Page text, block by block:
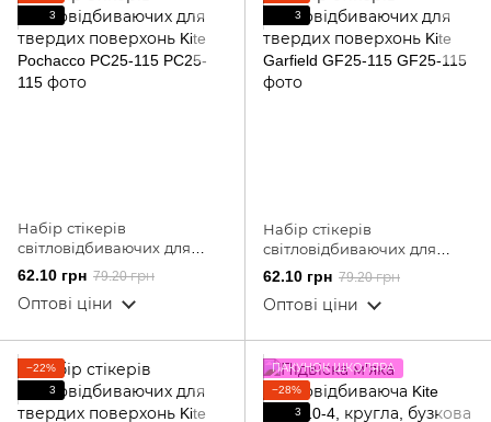
3
Набір стікерів
світловідбиваючих для
твердих поверхонь Kite
Pochacco PC25-115
62.10 грн 79.20 грн
Оптові ціни
3
Набір стікерів
світловідбиваючих для
твердих поверхонь Kite
Garfield GF25-115
62.10 грн 79.20 грн
Оптові ціни
−22%
3
ПАКУНОК ШКОЛЯРА
−28%
3